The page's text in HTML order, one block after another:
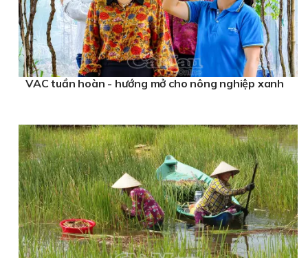
VAC tuần hoàn - hướng mở cho nông nghiệp xanh